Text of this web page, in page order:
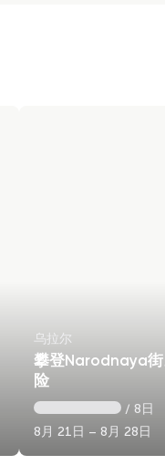
乌拉尔
攀登Narodnaya街
险
/ 8日
8月 21日 – 8月 28日